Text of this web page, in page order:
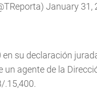
January 31,
su declaración
agente de la
.15,400.